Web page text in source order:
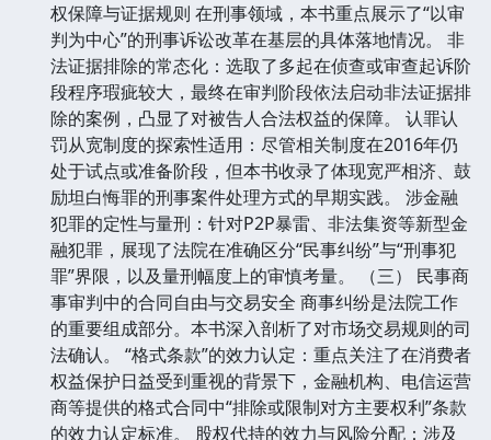
权保障与证据规则 在刑事领域，本书重点展示了“以审
判为中心”的刑事诉讼改革在基层的具体落地情况。 非
法证据排除的常态化：选取了多起在侦查或审查起诉阶
段程序瑕疵较大，最终在审判阶段依法启动非法证据排
除的案例，凸显了对被告人合法权益的保障。 认罪认
罚从宽制度的探索性适用：尽管相关制度在2016年仍
处于试点或准备阶段，但本书收录了体现宽严相济、鼓
励坦白悔罪的刑事案件处理方式的早期实践。 涉金融
犯罪的定性与量刑：针对P2P暴雷、非法集资等新型金
融犯罪，展现了法院在准确区分“民事纠纷”与“刑事犯
罪”界限，以及量刑幅度上的审慎考量。 （三） 民事商
事审判中的合同自由与交易安全 商事纠纷是法院工作
的重要组成部分。本书深入剖析了对市场交易规则的司
法确认。 “格式条款”的效力认定：重点关注了在消费者
权益保护日益受到重视的背景下，金融机构、电信运营
商等提供的格式合同中“排除或限制对方主要权利”条款
的效力认定标准。 股权代持的效力与风险分配：涉及